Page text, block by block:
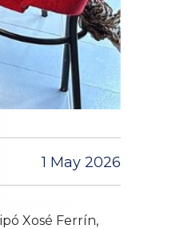
1 May 2026
Xosé Ferrín,